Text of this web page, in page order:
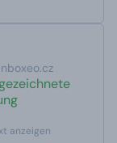
anzeigen